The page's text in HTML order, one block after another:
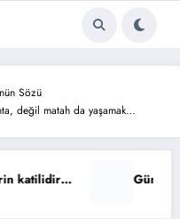
Sözü
değil matah da yaşamak…
Sözü : Yaşıyoruz işte…